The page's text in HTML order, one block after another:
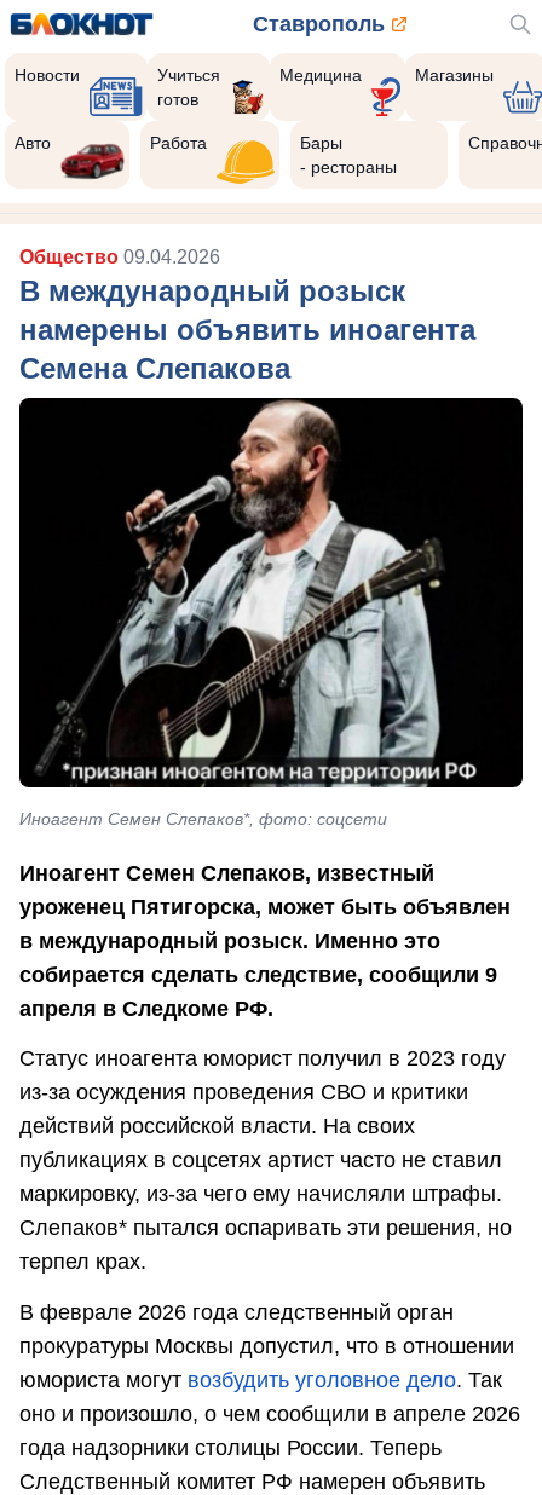
Ставрополь
Новости
Учиться
готов
Медицина Магазины
Авто Работа
Бары
- рестораны
Общество 09.04.2026
В международный розыск
намерены объявить иноагента
Семена Слепакова
Иноагент Семен Слепаков*, фото: соцсети
Иноагент Семен Слепаков, известный
уроженец Пятигорска, может быть объявлен
в международный розыск. Именно это
собирается сделать следствие, сообщили 9
апреля в Следкоме РФ.
Статус иноагента юморист получил в 2023 году
из-за осуждения проведения СВО и критики
действий российской власти. На своих
публикациях в соцсетях артист часто не ставил
маркировку, из-за чего ему начисляли штрафы.
Слепаков* пытался оспаривать эти решения, но
терпел крах.
В феврале 2026 года следственный орган
прокуратуры Москвы допустил, что в отношении
юмориста могут возбудить уголовное дело. Так
оно и произошло, о чем сообщили в апреле 2026
года надзорники столицы России. Теперь
Следственный комитет РФ намерен объявить